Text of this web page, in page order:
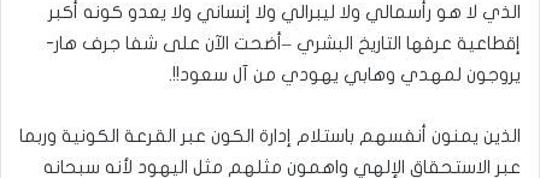
الذي لا هو رأسمالي ولا ليبرالي ولا إنساني ولا يعدو كونه أكبر
إقطاعية عرفها التاريخ البشري –أضحت الآن على شفا جرف هار-
يروجون لمهدي وهابي يهودي من آل سعود!!.
الذين يمنون أنفسهم باستلام إدارة الكون عبر القرعة الكونية وربما
عبر الاستحقاق الإلهي واهمون مثلهم مثل اليهود لأنه سبحانه